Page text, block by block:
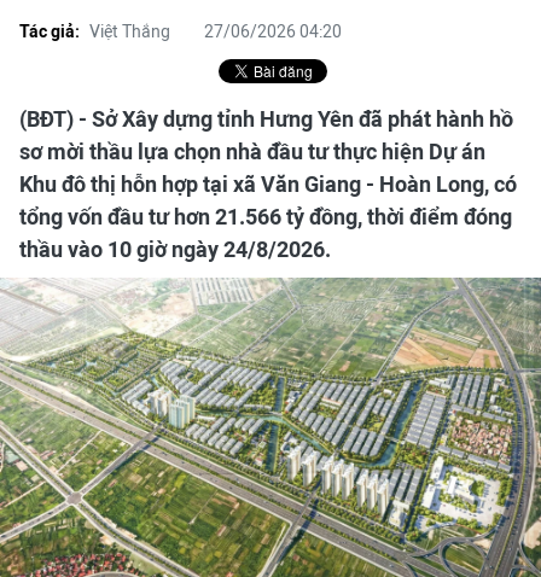
Tác giả: Việt Thắng 27/06/2026 04:20
(BĐT) - Sở Xây dựng tỉnh Hưng Yên đã phát hành hồ
sơ mời thầu lựa chọn nhà đầu tư thực hiện Dự án
Khu đô thị hỗn hợp tại xã Văn Giang - Hoàn Long, có
tổng vốn đầu tư hơn 21.566 tỷ đồng, thời điểm đóng
thầu vào 10 giờ ngày 24/8/2026.